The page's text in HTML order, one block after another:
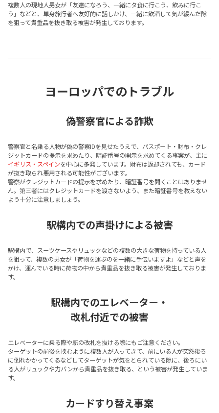
複数人の現地人男女が「友達になろう、一緒にタ食に行こう、飲みに行こ
う」などと、単身旅行者へ友好的に話しかけ、一緒に飲酒して気が緩んだ隙
を狙って貴重品を抜き取る被害が発生しております。
ヨーロッパでのトラブル
偽警察官による詐欺
警察官と名乗る人物が偽の警察IDを見せたうえで、パスポート・財布・クレ
ジットカードの提示を求めたり、暗証番号の開示を求めてくる事案が、主に
イギリス・スペインを中心に多発しています。財布は返却されても、カード
が抜き取られ悪用される可能性がございます。
警察がクレジットカードの提示を求めたり、暗証番号を聞くことはありませ
ん。第三者にはクレジットカードを渡さないよう、また暗証番号を教えない
よう十分に注意しましょう。
駅構内での声掛けによる被害
駅構内で、スーツケースやリュックなどの複数の大きな荷物を持っている人
を狙って、複数の男女が「荷物を運ぶのを一緒に手伝いますよ」などと声を
かけ、運んでいる時に荷物の中から貴重品を抜き取る被害が発生しておりま
す。
駅構内でのエレベーター・
改札付近での被害
エレべーターに乗る際や駅の改札を抜ける際にもご注意ください。
ターゲットの前後を挟むように複数人が入ってきて、前にいる人が突然後ろ
に倒れかかってくるなどしてターゲットが気をとられている隙に、後ろにい
る人がリュックや力バンから貴重品を抜き取る、という被害が発生していま
す。
カードすり替え事案